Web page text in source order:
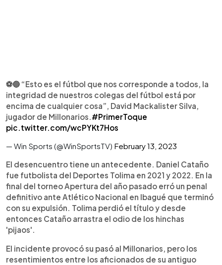
⚽🔵 “Esto es el fútbol que nos corresponde a todos, la
integridad de nuestros colegas del fútbol está por
encima de cualquier cosa”, David Mackalister Silva,
jugador de Millonarios.#PrimerToque
pic.twitter.com/wcPYKt7Hos
— Win Sports (@WinSportsTV) February 13, 2023
El desencuentro tiene un antecedente. Daniel Cataño
fue futbolista del Deportes Tolima en 2021 y 2022. En la
final del torneo Apertura del año pasado erró un penal
definitivo ante Atlético Nacional en Ibagué que terminó
con su expulsión. Tolima perdió el título y desde
entonces Cataño arrastra el odio de los hinchas
'pijaos'.
El incidente provocó su pasó al Millonarios, pero los
resentimientos entre los aficionados de su antiguo